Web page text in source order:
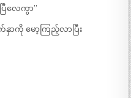
ြီလေကွာ”
ာကို မော့ကြည့်လာပြီး